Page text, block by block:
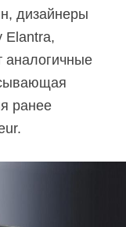
дизайнеры
Elantra,
аналогичные
ранее